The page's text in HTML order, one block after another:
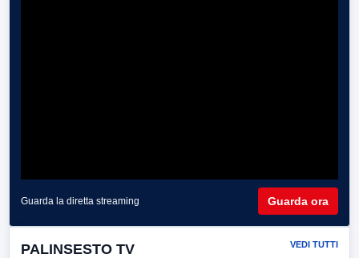
Guarda la diretta streaming Guarda ora
PALINSESTO TV VEDI TUTTI